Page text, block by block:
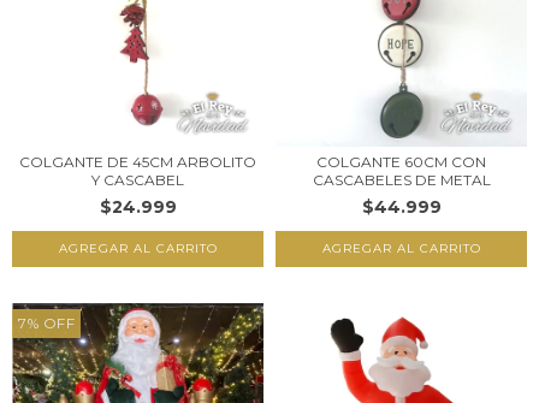
COLGANTE DE 45CM ARBOLITO
Y CASCABEL
$24.999
COLGANTE 60CM CON
CASCABELES DE METAL
$44.999
7% OFF